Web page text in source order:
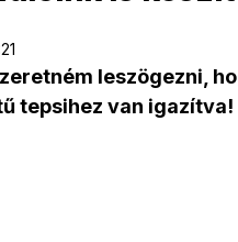
leszögezni,
tepsihez van igazítva!